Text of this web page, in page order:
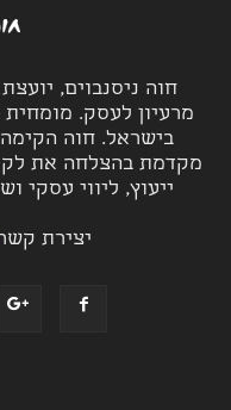
חוה ניסנבוים,
מרעיון לעסק. מומחית
מקדמת בהצלחה את
ייעוץ, ליווי עסקי
יצירת